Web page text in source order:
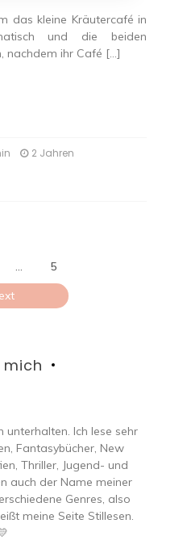
das kleine Kräutercafé in
und die beiden
nachdem ihr Café […]
2 Jahren
der
…
5
mich
unterhalten. Ich lese sehr
Fantasybücher, New
Thriller, Jugend- und
auch der Name meiner
Genres, also
meine Seite Stillesen.